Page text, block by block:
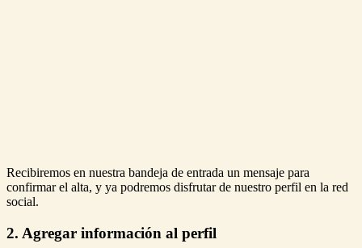
Recibiremos en nuestra bandeja de entrada un mensaje para
confirmar el alta, y ya podremos disfrutar de nuestro perfil en la red
social.
2. Agregar información al perfil